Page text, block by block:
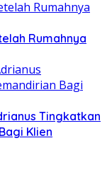
Rumahnya
Tingkatkan
Klien